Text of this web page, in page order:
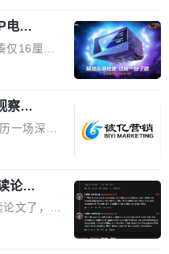
得这个问题
发者的。
器插件。
弹出解
是同一类
们能读取
再返回一
觉得差点
需要填50
比如我
电
造旗
16厘米
技近日正
平台打
额定功率
PCIe 5.1
材与内置
PC主机
身 钛金雕1
同时实现
，属于同
察：
转移
一场深刻
场从2025
破120亿美
更是从20
亿美
品牌对专
论文
论文了，而
着大量过
Jorda